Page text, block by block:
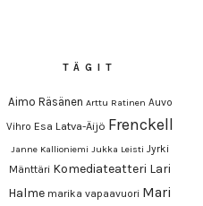
TÄGIT
Aimo Räsänen Arttu Ratinen Auvo
Vihro Esa Latva-Äijö Frenckell
Janne Kallioniemi Jukka Leisti Jyrki
Mänttäri Komediateatteri Lari
Halme marika vapaavuori Mari